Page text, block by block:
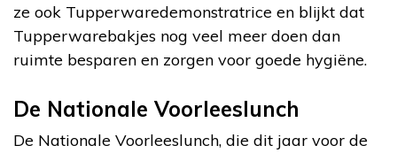
ze ook Tupperwaredemonstratrice en blijkt dat
Tupperwarebakjes nog veel meer doen dan
ruimte besparen en zorgen voor goede hygiëne.
De Nationale Voorleeslunch
De Nationale Voorleeslunch, die dit jaar voor de